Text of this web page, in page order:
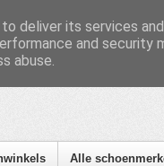
Informatie, tips
Alle
deliver its services
and
abuse.